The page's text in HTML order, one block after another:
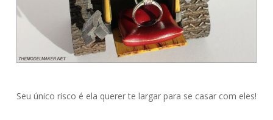
Seu único risco é ela querer te largar para se casar com eles!